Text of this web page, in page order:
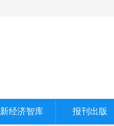
新经济智库 报刊出版